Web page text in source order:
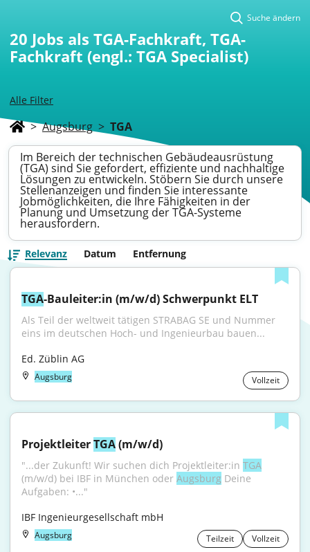
Alle Filter
Suche ändern
20 Jobs als TGA-Fachkraft, TGA-
Fachkraft (engl.: TGA Specialist)
> Augsburg > TGA
Im Bereich der technischen Gebäudeausrüstung
(TGA) sind Sie gefordert, effiziente und nachhaltige
Lösungen zu entwickeln. Stöbern Sie durch unsere
Stellenanzeigen und finden Sie interessante
Jobmöglichkeiten, die Ihre Fähigkeiten in der
Planung und Umsetzung der TGA-Systeme
herausfordern.
Relevanz Datum Entfernung
TGA-Bauleiter:in (m/w/d) Schwerpunkt ELT
Als Teil der weltweit tätigen STRABAG SE und Nummer
eins im deutschen Hoch- und Ingenieurbau bauen...
Ed. Züblin AG
Augsburg Vollzeit
Projektleiter TGA (m/w/d)
"...der Zukunft! Wir suchen dich Projektleiter:in TGA
(m/w/d) bei IBF in München oder Augsburg Deine
Aufgaben: •..."
IBF Ingenieurgesellschaft mbH
Augsburg Teilzeit Vollzeit